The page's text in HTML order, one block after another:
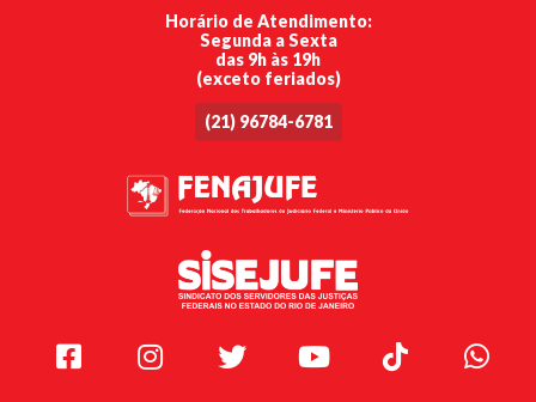
Horário de Atendimento:
Segunda a Sexta
das 9h às 19h
(exceto feriados)
(21) 96784-6781
Facebook Instagram Twitter Youtube TikTok